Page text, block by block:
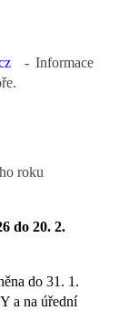
- Informace
roku
do 20. 2.
do 31. 1.
a na úřední